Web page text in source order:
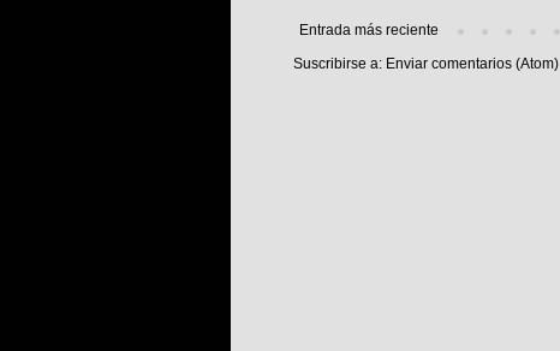
Entrada más reciente
Suscribirse a: Enviar comentarios (Atom)